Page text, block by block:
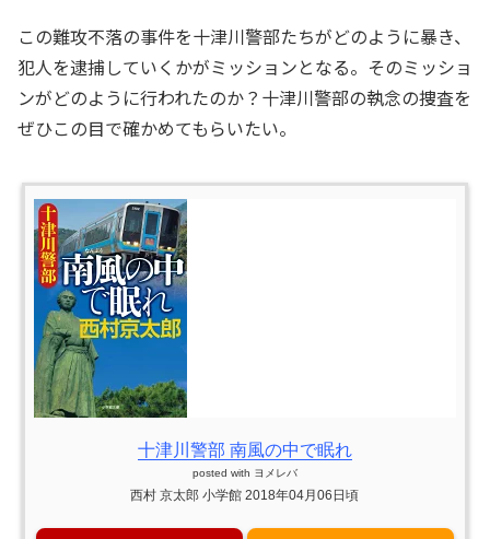
この難攻不落の事件を十津川警部たちがどのように暴き、
犯人を逮捕していくかがミッションとなる。そのミッショ
ンがどのように行われたのか？十津川警部の執念の捜査を
ぜひこの目で確かめてもらいたい。
十津川警部 南風の中で眠れ
posted with ヨメレバ
西村 京太郎 小学館 2018年04月06日頃